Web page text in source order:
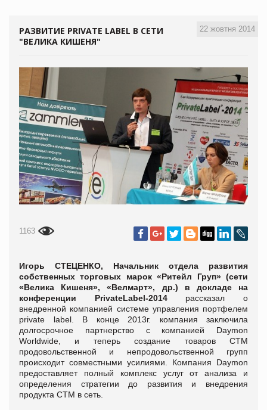
22 жовтня 2014
РАЗВИТИЕ PRIVATE LABEL В СЕТИ
"ВЕЛИКА КИШЕНЯ"
1163
Игорь СТЕЦЕНКО, Начальник отдела развития
собственных торговых марок «Ритейл Груп» (сети
«Велика Кишеня», «Велмарт», др.)
в докладе на
конференции PrivateLabel-2014 рассказал о
внедренной компанией системе управления портфелем
private label. В конце 2013г. компания заключила
долгосрочное партнерство с компанией Daymon
Worldwide, и теперь создание товаров СТМ
продовольственной и непродовольственной групп
происходит совместными усилиями. Компания Daymon
предоставляет полный комплекс услуг от анализа и
определения стратегии до развития и внедрения
продукта СТМ в сеть.